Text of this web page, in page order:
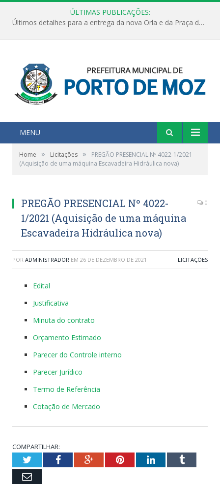
ÚLTIMAS PUBLICAÇÕES:
Últimos detalhes para a entrega da nova Orla e da Praça do Praião
MENU
Home » Licitações »
PREGÃO PRESENCIAL Nº 4022-1/2021
(Aquisição de uma máquina Escavadeira Hidráulica nova)
PREGÃO PRESENCIAL Nº 4022-
1/2021 (Aquisição de uma máquina
Escavadeira Hidráulica nova)
0
POR ADMINISTRADOR EM 26 DE DEZEMBRO DE 2021 LICITAÇÕES
Edital
Justificativa
Minuta do contrato
Orçamento Estimado
Parecer do Controle interno
Parecer Jurídico
Termo de Referência
Cotação de Mercado
COMPARTILHAR:
TwitterFacebookGoogle+PinterestLinkedInTumblr
Email